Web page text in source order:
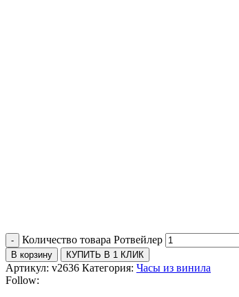
Количество товара Ротвейлер
В корзину КУПИТЬ В 1 КЛИК
Артикул: v2636 Категория: Часы из винила
Follow: